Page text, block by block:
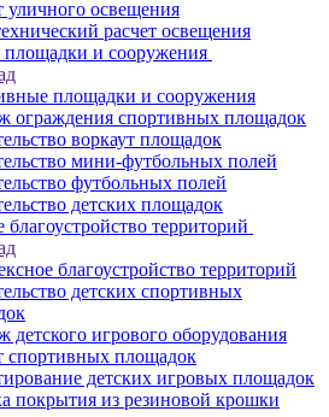
уличного освещения
расчет освещения
и сооружения
площадки и сооружения
ограждения спортивных площадок
воркаут площадок
мини-футбольных полей
футбольных полей
детских площадок
территорий
благоустройство территорий
детских спортивных
детского игрового оборудования
спортивных площадок
детских игровых площадок
покрытия из резиновой крошки